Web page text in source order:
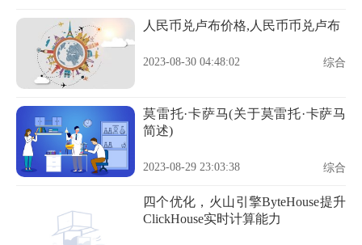
人民币兑卢布价格,人民币币兑卢布
2023-08-30 04:48:02 综合
莫雷托·卡萨马(关于莫雷托·卡萨马
简述)
2023-08-29 23:03:38 综合
四个优化，火山引擎ByteHouse提升
ClickHouse实时计算能力